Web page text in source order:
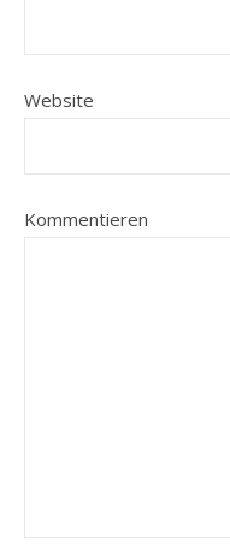
Website
Kommentieren